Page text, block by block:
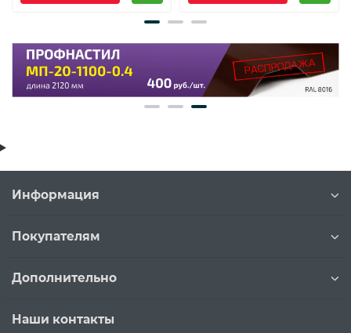
Информация
Покупателям
Дополнительно
Наши контакты